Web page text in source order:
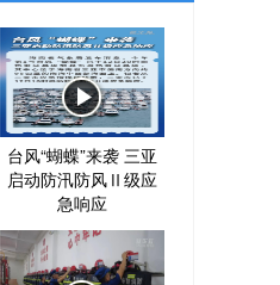
台风“蝴蝶”来袭 三亚
启动防汛防风Ⅱ级应
急响应